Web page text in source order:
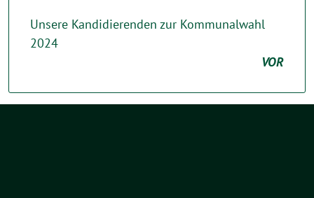
Unsere Kandidierenden zur Kommunalwahl
2024
VOR